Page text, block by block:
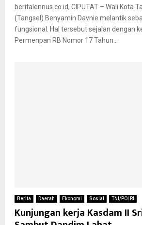
beritalennus.co.id, CIPUTAT – Wali Kota
(Tangsel) Benyamin Davnie melantik
fungsional. Hal tersebut sejalan dengan
Permenpan RB Nomor 17 Tahun...
Berita Daerah Ekonomi Sosial TNI/POLRI
Kunjungan kerja Kasdam II